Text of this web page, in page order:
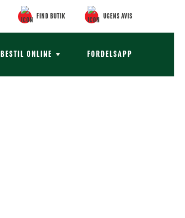
FIND BUTIK UGENS AVIS
BESTIL ONLINE FORDELSAPP